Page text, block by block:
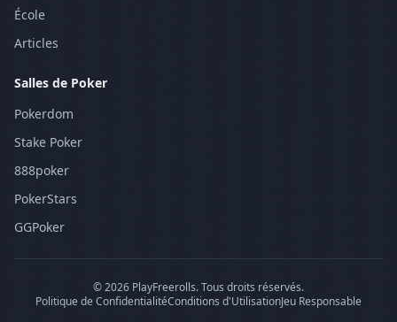
École
Articles
Salles de Poker
Pokerdom
Stake Poker
888poker
PokerStars
GGPoker
©2026 PlayFreerolls.Tous droits réservés.
Politique de ConfidentialitéConditions d'UtilisationJeu Responsable